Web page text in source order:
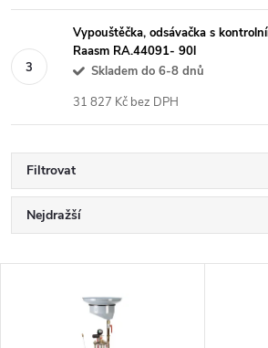
Vypouštěčka, odsávačka s
Raasm RA.44091- 90l
Skladem do 6-8 dnů
31 827 Kč bez DPH
Filtrovat
Ř
a
Nejdražší